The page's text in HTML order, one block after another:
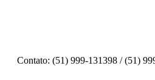
Contato: (51) 999-131398 / (51)